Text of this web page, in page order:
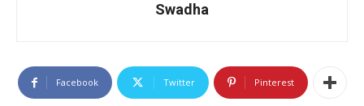
Swadha
Facebook Twitter Pinterest